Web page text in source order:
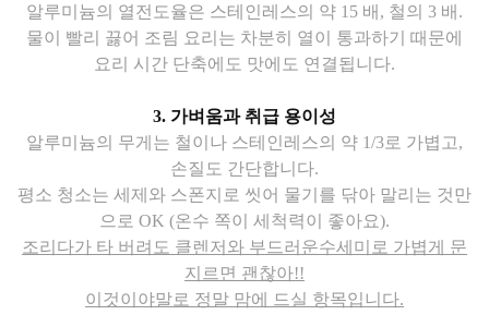
알루미늄의 열전도율은 스테인레스의 약 15 배, 철의 3 배.
물이 빨리 끓어 조림 요리는 차분히 열이 통과하기 때문에
요리 시간 단축에도 맛에도 연결됩니다.
3. 가벼움과 취급 용이성
알루미늄의 무게는 철이나 스테인레스의 약 1/3로 가볍고,
손질도 간단합니다.
평소 청소는 세제와 스폰지로 씻어 물기를 닦아 말리는 것만
으로 OK (온수 쪽이 세척력이 좋아요).
조리다가 타 버려도 클렌저와 부드러운수세미로 가볍게 문
지르면 괜찮아!!
이것이야말로 정말 맘에 드실 항목입니다.